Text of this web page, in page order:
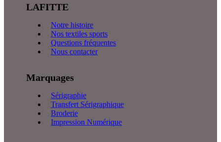
LAFITTE
Notre histoire
Nos textiles sports
Questions fréquentes
Nous contacter
Marquages
Sérigraphie
Transfert Sérigraphique
Broderie
Impression Numérique